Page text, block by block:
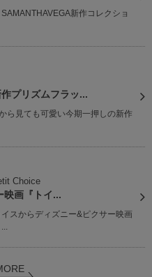
新作コレクショ
プリズムフラッ...
ら見ても可愛い今期一押しの新作
Choice
映画『トイ...
スからディズニー&ピクサー映画